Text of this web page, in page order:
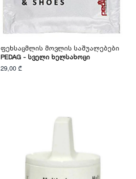
Ფეხსაცმლის Მოვლის Საშუალებები
PEDAG - Სველი Ხელსახოცი
29,00 ₾